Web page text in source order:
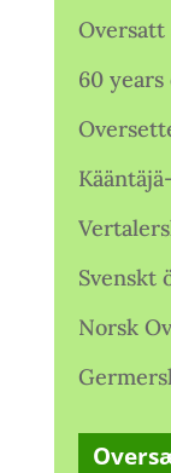
Oversatt
60
Svenskt
Norsk